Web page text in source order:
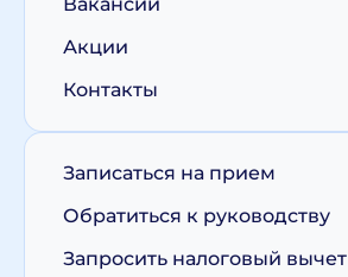
Акции
Контакты
Записаться на прием
Обратиться к руководству
Запросить налоговый вычет